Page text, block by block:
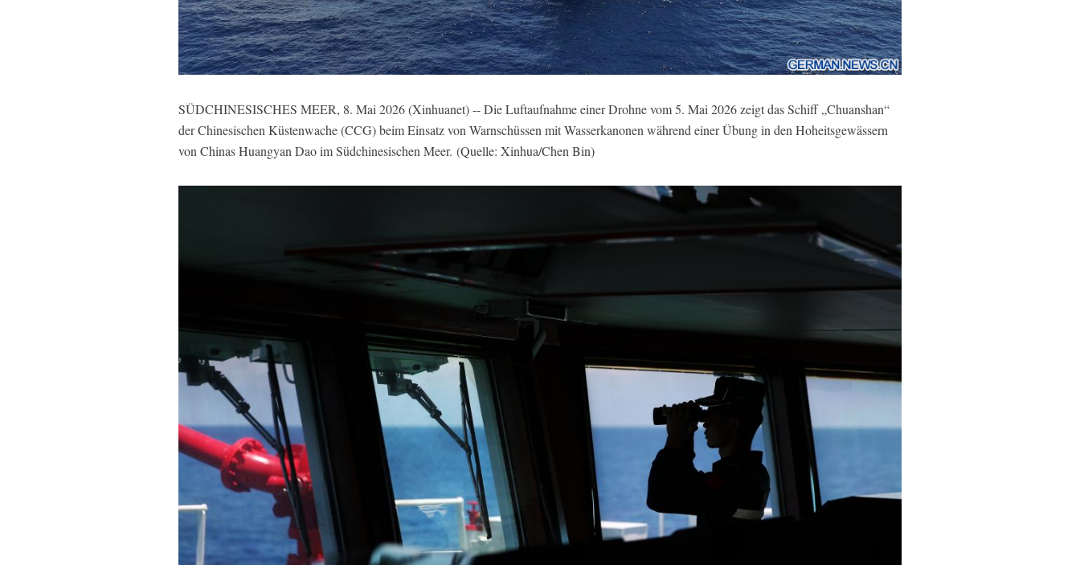
SÜDCHINESISCHES MEER, 8. Mai 2026 (Xinhuanet) -- Die Luftaufnahme einer Drohne vom 5. Mai 2026 zeigt das Schiff „Chuanshan“
der Chinesischen Küstenwache (CCG) beim Einsatz von Warnschüssen mit Wasserkanonen während einer Übung in den Hoheitsgewässern
von Chinas Huangyan Dao im Südchinesischen Meer. (Quelle: Xinhua/Chen Bin)